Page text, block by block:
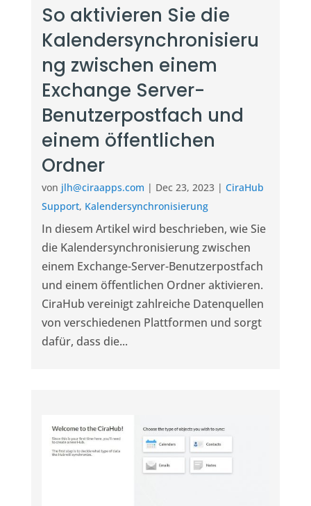
So aktivieren Sie die
Kalendersynchronisieru
ng zwischen einem
Exchange Server-
Benutzerpostfach und
einem öffentlichen
Ordner
von jlh@ciraapps.com | Dec 23, 2023| CiraHub
Support, Kalendersynchronisierung
In diesem Artikel wird beschrieben, wie Sie
die Kalendersynchronisierung zwischen
einem Exchange-Server-Benutzerpostfach
und einem öffentlichen Ordner aktivieren.
CiraHub vereinigt zahlreiche Datenquellen
von verschiedenen Plattformen und sorgt
dafür, dass die...